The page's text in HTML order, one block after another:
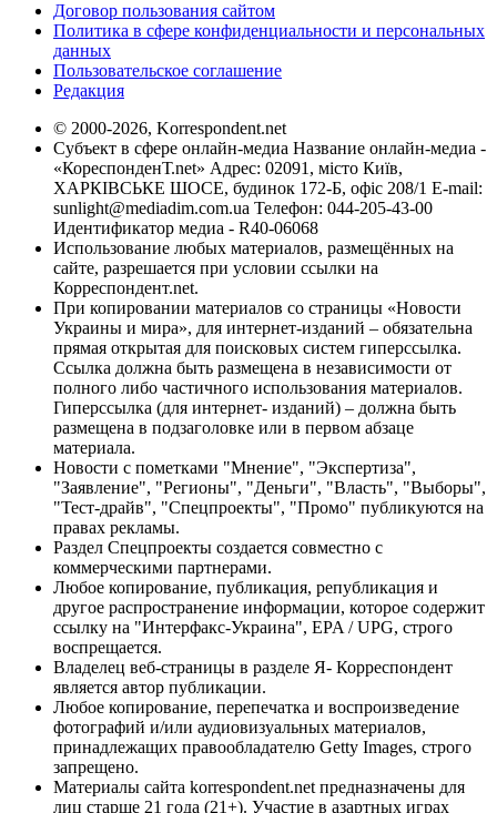
Договор пользования сайтом
Политика в сфере конфиденциальности и персональных
данных
Пользовательское соглашение
Редакция
© 2000-2026, Korrespondent.net
Субъект в сфере онлайн-медиа Название онлайн-медиа -
«КореспонденТ.net» Адрес: 02091, місто Київ,
ХАРКІВСЬКЕ ШОСЕ, будинок 172-Б, офіс 208/1 E-mail:
sunlight@mediadim.com.ua Телефон: 044-205-43-00
Идентификатор медиа - R40-06068
Использование любых материалов, размещённых на
сайте, разрешается при условии ссылки на
Корреспондент.net.
При копировании материалов со страницы «Новости
Украины и мира», для интернет-изданий – обязательна
прямая открытая для поисковых систем гиперссылка.
Ссылка должна быть размещена в независимости от
полного либо частичного использования материалов.
Гиперссылка (для интернет- изданий) – должна быть
размещена в подзаголовке или в первом абзаце
материала.
Новости с пометками "Мнение", "Экспертиза",
"Заявление", "Регионы", "Деньги", "Власть", "Выборы",
"Тест-драйв", "Спецпроекты", "Промо" публикуются на
правах рекламы.
Раздел Спецпроекты создается совместно с
коммерческими партнерами.
Любое копирование, публикация, републикация и
другое распространение информации, которое содержит
ссылку на "Интерфакс-Украина", EPA / UPG, строго
воспрещается.
Владелец веб-страницы в разделе Я- Корреспондент
является автор публикации.
Любое копирование, перепечатка и воспроизведение
фотографий и/или аудиовизуальных материалов,
принадлежащих правообладателю Getty Images, строго
запрещено.
Материалы сайта korrespondent.net предназначены для
лиц старше 21 года (21+). Участие в азартных играх